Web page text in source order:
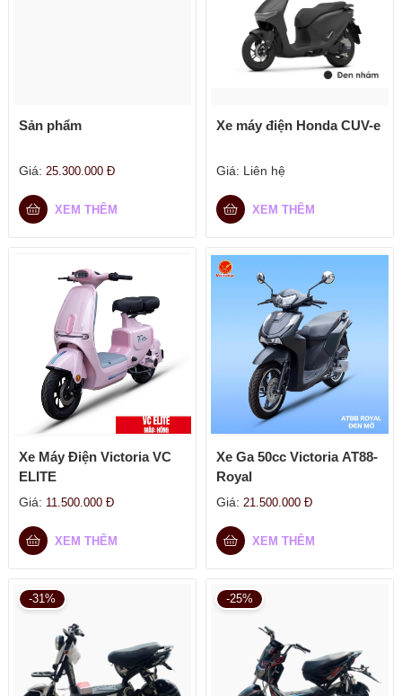
Sản phẩm
Giá: 25.300.000 Đ
XEM THÊM
Xe máy điện Honda CUV-e
Giá: Liên hệ
XEM THÊM
Xe Máy Điện Victoria VC
ELITE
Giá: 11.500.000 Đ
XEM THÊM
Xe Ga 50cc Victoria AT88-
Royal
Giá: 21.500.000 Đ
XEM THÊM
-31% -25%